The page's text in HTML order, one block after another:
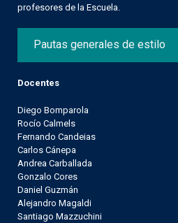
profesores de la Escuela.
Pautas generales de estilo
Docentes
Diego Bomparola
Rocío Calmels
Fernando Candeias
Carlos Cánepa
Andrea Carballada
Gonzalo Cores
Daniel Guzmán
Alejandro Magaldi
Santiago Mazzuchini